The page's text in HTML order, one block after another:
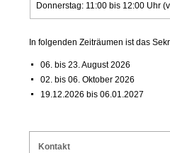
Donnerstag: 11:00 bis 12:00 Uhr
In folgenden Zeiträumen ist das
06. bis 23. August 2026
02. bis 06. Oktober 2026
19.12.2026 bis 06.01.2027
Kontakt